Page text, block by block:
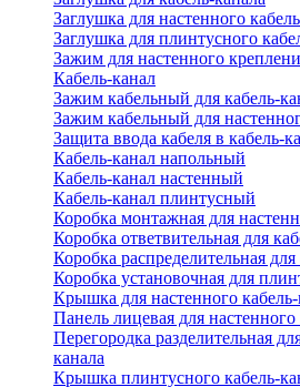
Заглушка для настенного
Заглушка для плинтусного
Зажим для настенного
Кабель-канал
Зажим кабельный для кабель-
Зажим кабельный для
Защита ввода кабеля в кабель-
Кабель-канал напольный
Кабель-канал настенный
Кабель-канал плинтусный
Коробка монтажная для
Коробка ответвительная для
Коробка распределительная
Коробка установочная для
Крышка для настенного кабель-
Панель лицевая для настенного
Перегородка разделительная
канала
Крышка плинтусного кабель-